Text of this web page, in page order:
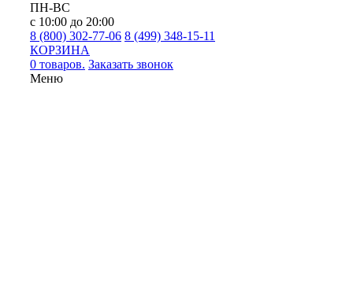
ПН-ВС
с 10:00 до 20:00
8 (800) 302-77-06 8 (499) 348-15-11
КОРЗИНА
0 товаров. Заказать звонок
Меню